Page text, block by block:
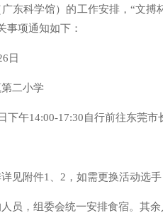
东科学馆）的工作安排，“文
事项通知如下：
日
二小学
下午14:00-17:30自行前往东莞
详见附件1、2，如需更换活动选
人员，组委会统一安排食宿。其